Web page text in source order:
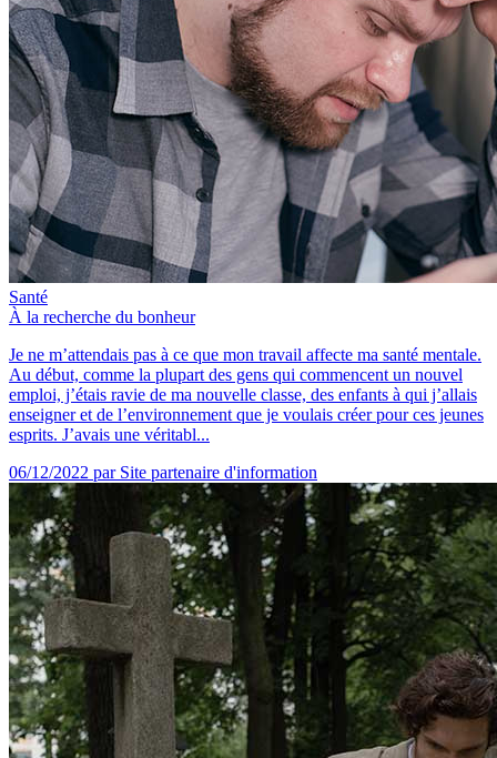
Santé
À la recherche du bonheur
Je ne m’attendais pas à ce que mon travail affecte ma santé mentale.
Au début, comme la plupart des gens qui commencent un nouvel
emploi, j’étais ravie de ma nouvelle classe, des enfants à qui j’allais
enseigner et de l’environnement que je voulais créer pour ces jeunes
esprits. J’avais une véritabl...
06/12/2022 par Site partenaire d'information